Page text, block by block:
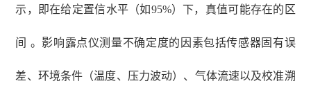
示，即在给定置信水平（如95%）下，真值可能存在的区
间 。影响露点仪测量不确定度的因素包括传感器固有误
差、环境条件（温度、压力波动）、气体流速以及校准溯